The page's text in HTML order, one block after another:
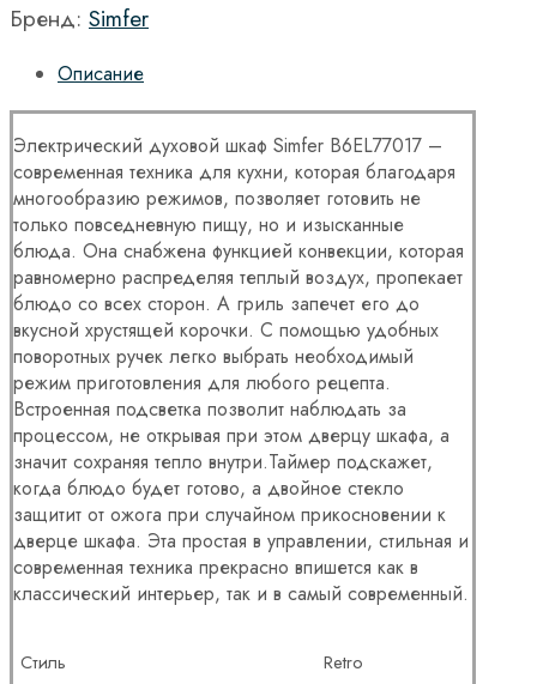
Бренд: Simfer
Описание
Электрический духовой шкаф Simfer B6EL77017 –
современная техника для кухни, которая благодаря
многообразию режимов, позволяет готовить не
только повседневную пищу, но и изысканные
блюда. Она снабжена функцией конвекции, которая
равномерно распределяя теплый воздух, пропекает
блюдо со всех сторон. А гриль запечет его до
вкусной хрустящей корочки. С помощью удобных
поворотных ручек легко выбрать необходимый
режим приготовления для любого рецепта.
Встроенная подсветка позволит наблюдать за
процессом, не открывая при этом дверцу шкафа, а
значит сохраняя тепло внутри.Таймер подскажет,
когда блюдо будет готово, а двойное стекло
защитит от ожога при случайном прикосновении к
дверце шкафа. Эта простая в управлении, стильная и
современная техника прекрасно впишется как в
классический интерьер, так и в самый современный.
Стиль
Retro